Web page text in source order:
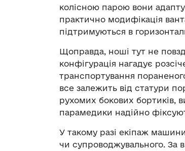
колісною парою вони
практично модифікація
підтримуються в
Щоправда, ноші тут не
конфігурація нагадує
транспортування
все залежить від статури
рухомих бокових бортиків,
парамедики надійно
У такому разі екіпаж
чи супроводжувального. За